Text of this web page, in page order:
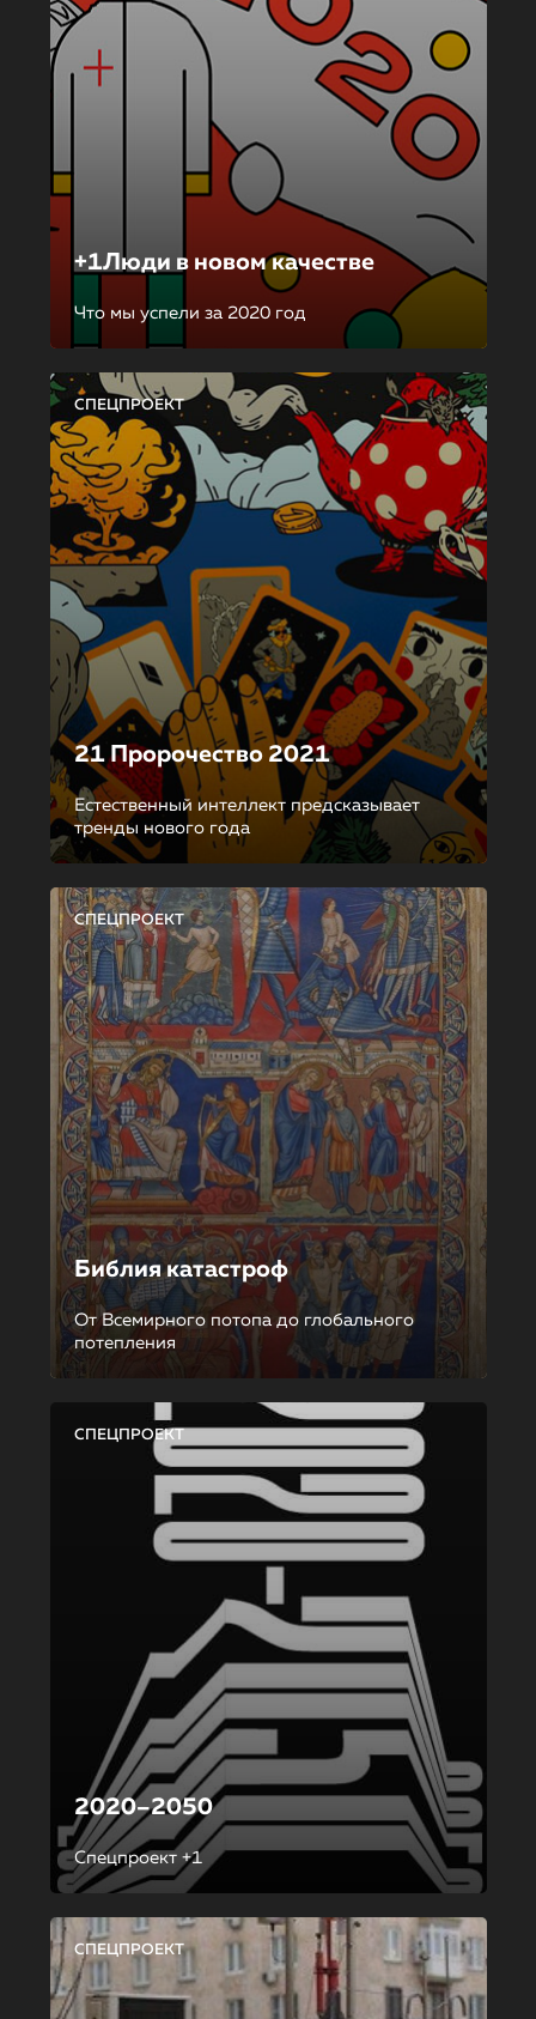
+1Люди в новом качестве
Что мы успели за 2020 год
СПЕЦПРОЕКТ
21 Пророчество 2021
Естественный интеллект предсказывает
тренды нового года
СПЕЦПРОЕКТ
Библия катастроф
От Всемирного потопа до глобального
потепления
СПЕЦПРОЕКТ
2020–2050
Спецпроект +1
СПЕЦПРОЕКТ